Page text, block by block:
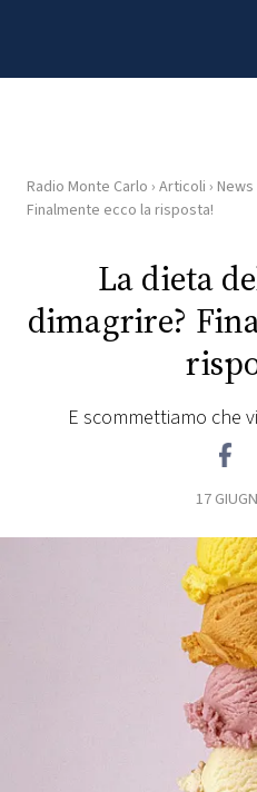
HOME
RADIO
WEB
PLAYLIST
FOTO
Radio Monte Carlo › Articoli › News
Finalmente ecco la risposta!
La dieta
dimagrire?
E scommettiamo che
17